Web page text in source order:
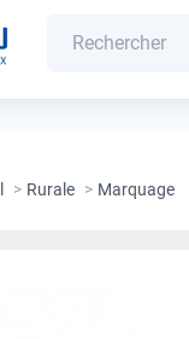
> Rurale > Marquage